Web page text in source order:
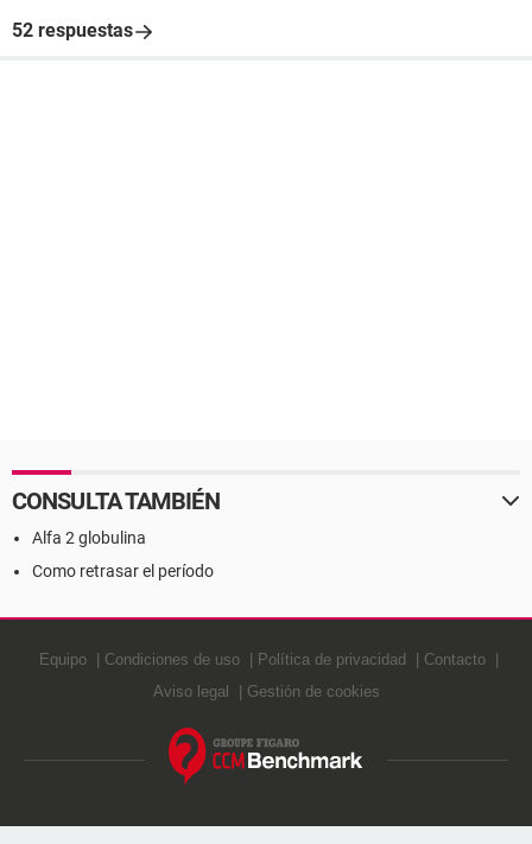
52 respuestas
CONSULTA TAMBIÉN
Alfa 2 globulina
Como retrasar el período
Equipo Condiciones de uso Política de privacidad
Contacto
Aviso legal
Gestión de cookies